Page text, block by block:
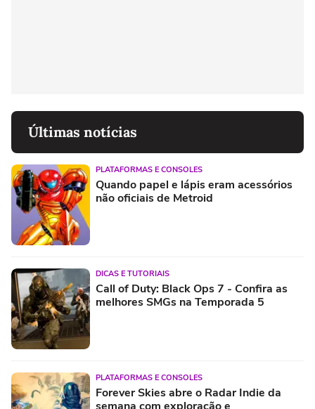
Últimas notícias
PLATAFORMAS E CONSOLES
Quando papel e lápis eram acessórios
não oficiais de Metroid
DICAS E TUTORIAIS
Call of Duty: Black Ops 7 - Confira as
melhores SMGs na Temporada 5
PLATAFORMAS E CONSOLES
Forever Skies abre o Radar Indie da